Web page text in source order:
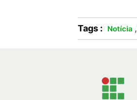
Tags : Notícia ,